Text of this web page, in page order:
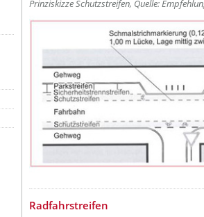
Prinziskizze Schutzstreifen, Quelle:
Radfahrstreifen